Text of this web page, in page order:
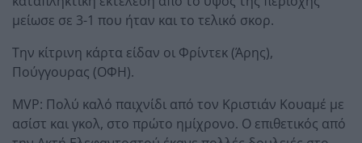
μείωσε σε 3-1 που ήταν και το τελικό σκορ.
Την κίτρινη κάρτα είδαν οι Φρίντεκ (Άρης),
Πούγγουρας (ΟΦΗ).
MVP: Πολύ καλό παιχνίδι από τον Κριστιάν Κουαμέ με
ασίστ και γκολ, στο πρώτο ημίχρονο. Ο επιθετικός από